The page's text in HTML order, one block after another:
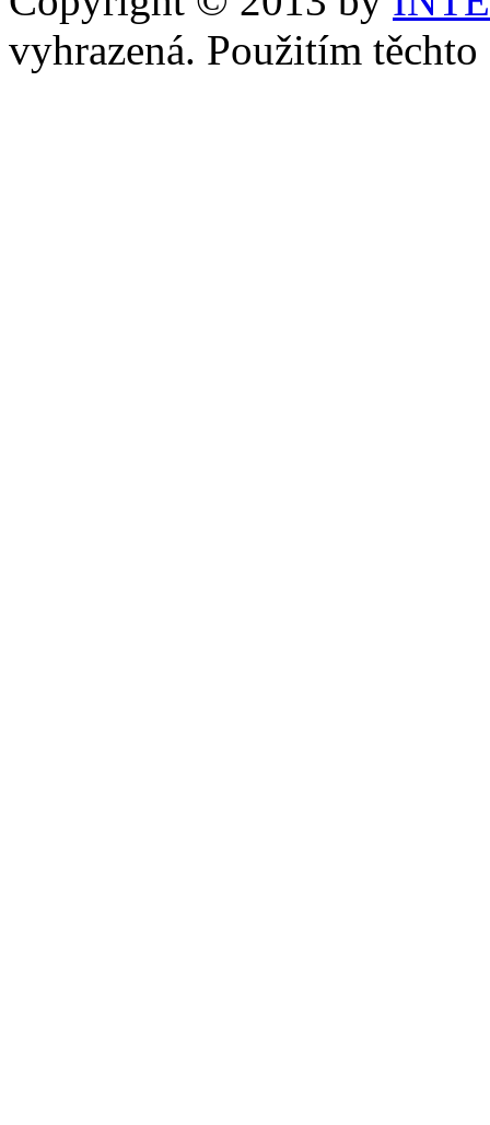
vyhrazená. Použitím